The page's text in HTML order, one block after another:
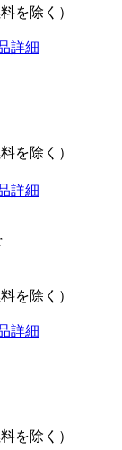
を除く）
詳細
を除く）
詳細
を除く）
詳細
を除く）